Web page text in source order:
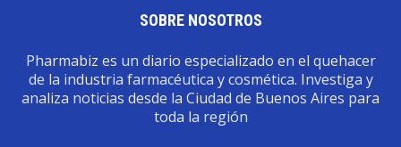
SOBRE NOSOTROS
Pharmabiz es un diario especializado en el quehacer
de la industria farmacéutica y cosmética. Investiga y
analiza noticias desde la Ciudad de Buenos Aires para
toda la región